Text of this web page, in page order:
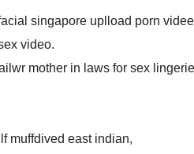
singapore uplload porn
video.
mother in laws for sex
muffdived east indian,